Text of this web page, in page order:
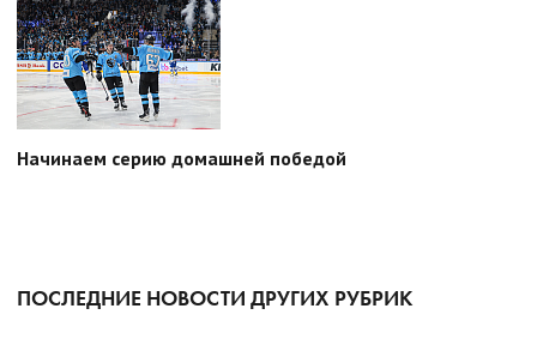
Начинаем серию домашней победой
ПОСЛЕДНИЕ НОВОСТИ ДРУГИХ РУБРИК